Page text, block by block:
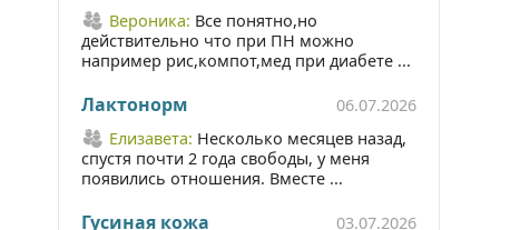
Вероника: Все понятно,но
действительно что при ПН можно
например рис,компот,мед при диабете ...
Лактонорм
06.07.2026
Елизавета: Несколько месяцев назад,
спустя почти 2 года свободы, у меня
появились отношения. Вместе ...
Гусиная кожа
03.07.2026